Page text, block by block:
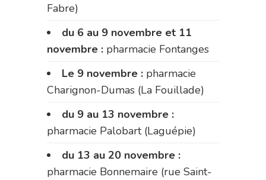
Fabre)
du 6 au 9 novembre et 11
novembre : pharmacie Fontanges
Le 9 novembre : pharmacie
Charignon-Dumas (La Fouillade)
du 9 au 13 novembre :
pharmacie Palobart (Laguépie)
du 13 au 20 novembre :
pharmacie Bonnemaire (rue Saint-